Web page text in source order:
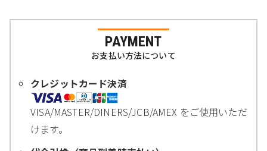
PAYMENT
お支払い方法について
クレジットカード決済
VISA/MASTER/DINERS/JCB/AMEX をご使用いただ
けます。